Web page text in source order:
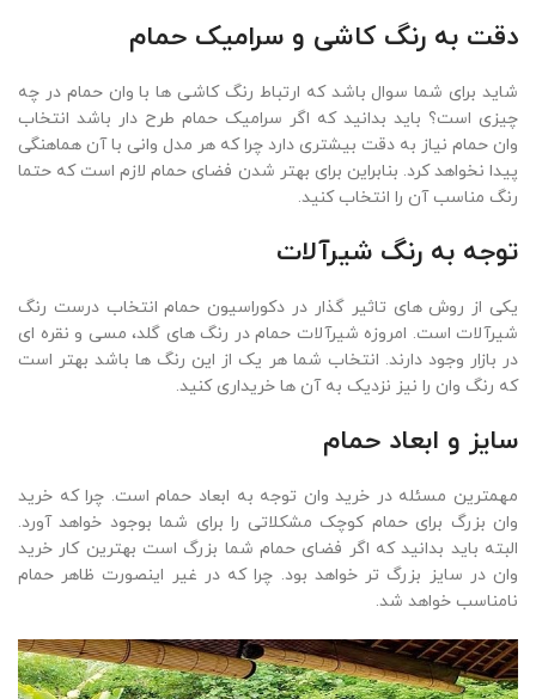
دقت به رنگ کاشی و سرامیک حمام
شاید برای شما سوال باشد که ارتباط رنگ کاشی ها با وان حمام در چه
چیزی است؟ باید بدانید که اگر سرامیک حمام طرح دار باشد انتخاب
وان حمام نیاز به دقت بیشتری دارد چرا که هر مدل وانی با آن هماهنگی
پیدا نخواهد کرد. بنابراین برای بهتر شدن فضای حمام لازم است که حتما
رنگ مناسب آن را انتخاب کنید.
توجه به رنگ شیرآلات
یکی از روش های تاثیر گذار در دکوراسیون حمام انتخاب درست رنگ
شیرآلات است. امروزه شیرآلات حمام در رنگ های گلد، مسی و نقره ای
در بازار وجود دارند. انتخاب شما هر یک از این رنگ ها باشد بهتر است
که رنگ وان را نیز نزدیک به آن ها خریداری کنید.
سایز و ابعاد حمام
مهمترین مسئله در خرید وان توجه به ابعاد حمام است. چرا که خرید
وان بزرگ برای حمام کوچک مشکلاتی را برای شما بوجود خواهد آورد.
البته باید بدانید که اگر فضای حمام شما بزرگ است بهترین کار خرید
وان در سایز بزرگ تر خواهد بود. چرا که در غیر اینصورت ظاهر حمام
نامناسب خواهد شد.